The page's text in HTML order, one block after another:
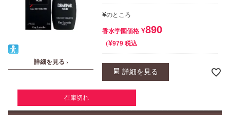
詳細を見る ›
¥のところ
香水学園価格 ¥890
¥979 税込
詳細を見る
在庫切れ